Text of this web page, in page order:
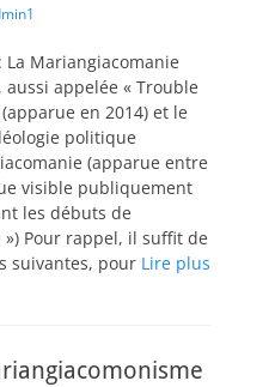
Mariangiacomanie
appelée « Trouble
en 2014) et le
politique
(apparue entre
visible publiquement
les débuts de
») Pour rappel, il suffit de
suivantes, pour Lire plus